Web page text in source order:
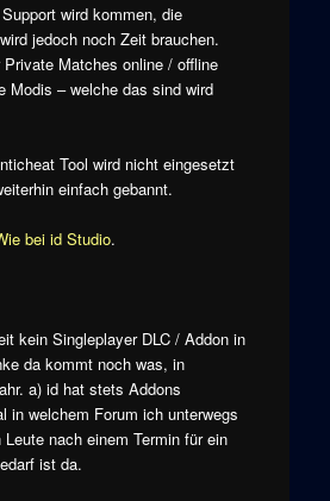
wird kommen, die
jedoch noch Zeit brauchen.
Matches online / offline
Modis – welche das sind wird
Tool wird nicht eingesetzt
einfach gebannt.
bei id Studio.
kein Singleplayer DLC / Addon in
da kommt noch was, in
a) id hat stets Addons
in welchem Forum ich unterwegs
nach einem Termin für ein
ist da.